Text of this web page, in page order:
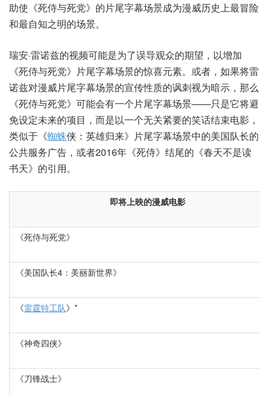
助使《死侍与死党》的片尾字幕场景成为漫威历史上最冒险
和最自知之明的场景。
瑞安·雷诺兹的视频可能是为了误导观众的期望，以增加
《死侍与死党》片尾字幕场景的惊喜元素。或者，如果将雷
诺兹对漫威片尾字幕场景的宣传性质的讽刺视为暗示，那么
《死侍与死党》可能会有一个片尾字幕场景——只是它将避
免设定未来的项目，而是以一个无关紧要的笑话结束电影，
类似于《蜘蛛侠：英雄归来》片尾字幕场景中的美国队长的
公共服务广告，或者2016年《死侍》结尾的《春天不是读
书天》的引用。
即将上映的漫威电影
《死侍与死党》
《美国队长4：美丽新世界》
《雷霆特工队》*
《神奇四侠》
《刀锋战士》